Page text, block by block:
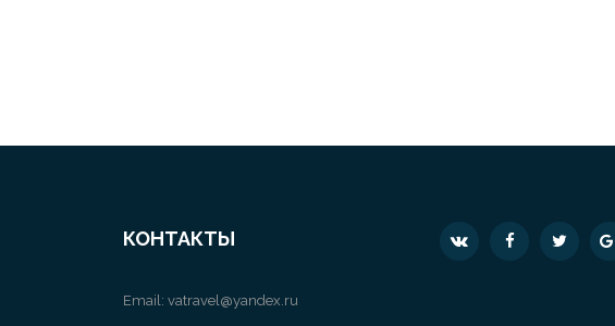
КОНТАКТЫ
Email: vatravel@yandex.ru